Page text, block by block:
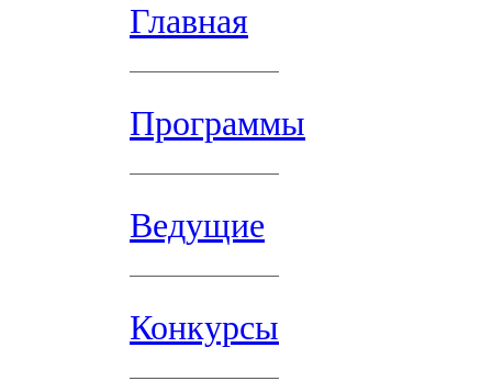
Главная
Программы
Ведущие
Конкурсы